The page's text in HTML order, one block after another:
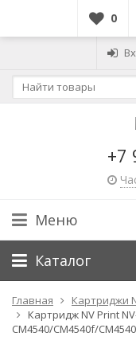
0
+7
Меню
Каталог
Главная Картриджи
Картридж NV Print
CM4540/CM4540f/